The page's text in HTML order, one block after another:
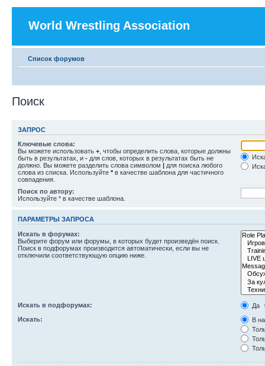
World Wrestling Association
Список форумов
Поиск
ЗАПРОС
Ключевые слова:
Вы можете использовать + , чтобы определить слова, которые должны
быть в результатах, и - для слов, которых в результатах быть не
должно. Вы можете разделить слова символом | для поиска любого
слова из списка. Используйте * в качестве шаблона для частичного
совпадения.
Поиск по автору:
Используйте * в качестве шаблона.
ПАРАМЕТРЫ ЗАПРОСА
Искать в форумах:
Выберите форум или форумы, в которых будет произведён поиск.
Поиск в подфорумах производится автоматически, если вы не
отключили соответствующую опцию ниже.
Искать в подфорумах:
Да
Искать:
В